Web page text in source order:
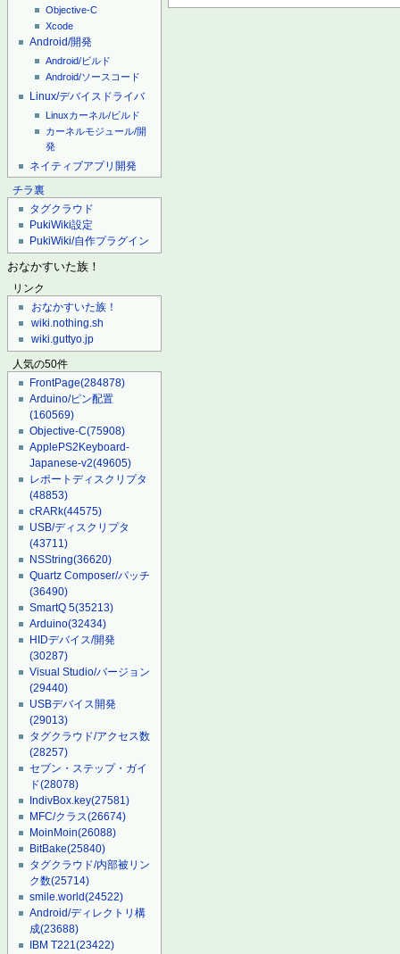
Objective-C
Xcode
Android/開発
Android/ビルド
Android/ソースコード
Linux/デバイスドライバ
Linuxカーネル/ビルド
カーネルモジュール/開
発
ネイティブアプリ開発
チラ裏
タグクラウド
PukiWiki設定
PukiWiki/自作プラグイン
おなかすいた族！
リンク
おなかすいた族！
wiki.nothing.sh
wiki.guttyo.jp
人気の50件
FrontPage(284878)
Arduino/ピン配置
(160569)
Objective-C(75908)
ApplePS2Keyboard-
Japanese-v2(49605)
レポートディスクリプタ
(48853)
cRARk(44575)
USB/ディスクリプタ
(43711)
NSString(36620)
Quartz Composer/パッチ
(36490)
SmartQ 5(35213)
Arduino(32434)
HIDデバイス/開発
(30287)
Visual Studio/バージョン
(29440)
USBデバイス開発
(29013)
タグクラウド/アクセス数
(28257)
セブン・ステップ・ガイ
ド(28078)
IndivBox.key(27581)
MFC/クラス(26674)
MoinMoin(26088)
BitBake(25840)
タグクラウド/内部被リン
ク数(25714)
smile.world(24522)
Android/ディレクトリ構
成(23688)
IBM T221(23422)